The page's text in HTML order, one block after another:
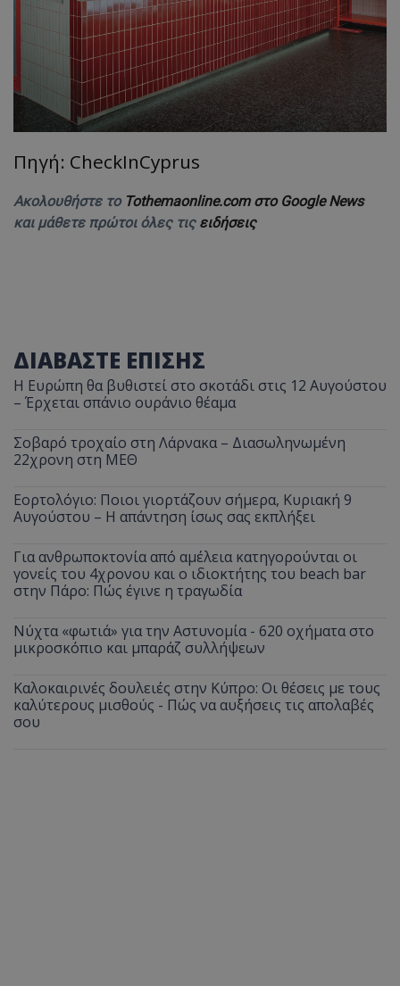
Πηγή: CheckInCyprus
Ακολουθήστε το Tothemaonline.com στο Google News
και μάθετε πρώτοι όλες τις ειδήσεις
ΔΙΑΒΑΣΤΕ ΕΠΙΣΗΣ
Η Ευρώπη θα βυθιστεί στο σκοτάδι στις 12 Αυγούστου
– Έρχεται σπάνιο ουράνιο θέαμα
Σοβαρό τροχαίο στη Λάρνακα – Διασωληνωμένη
22χρονη στη ΜΕΘ
Εορτολόγιο: Ποιοι γιορτάζουν σήμερα, Κυριακή 9
Αυγούστου – Η απάντηση ίσως σας εκπλήξει
Για ανθρωποκτονία από αμέλεια κατηγορούνται οι
γονείς του 4χρονου και ο ιδιοκτήτης του beach bar
στην Πάρο: Πώς έγινε η τραγωδία
Νύχτα «φωτιά» για την Αστυνομία - 620 οχήματα στο
μικροσκόπιο και μπαράζ συλλήψεων
Καλοκαιρινές δουλειές στην Κύπρο: Οι θέσεις με τους
καλύτερους μισθούς - Πώς να αυξήσεις τις απολαβές
σου